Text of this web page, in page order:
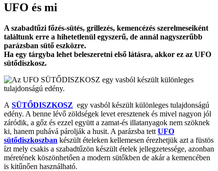
UFO és mi
A szabadtűzi főzés-sütés, grillezés, kemencézés szerelmeseiként
találtunk erre a hihetetlenül egyszerű, de annál nagyszerűbb
parázsban sütő eszközre.
Ha egy tárgyba lehet beleszeretni első látásra, akkor ez az UFO
sütődiszkosz.
A SÜTŐDISZKOSZ egy vasból készült különleges tulajdonságú
edény. A benne lévő zöldségek levet eresztenek és mivel nagyon jól
záródik, a gőz és ezzel együtt a zamat-és illatanyagok nem szöknek
ki, hanem puhává párolják a husit. A parázsba tett UFO
sütődiszkoszban készült ételeken kellemesen érezhetjük azt a füstös
ízt mely csakis a szabadtűzön készült ételek jellegzetessége, azonban
méretének köszönhetően a modern sütőkben de akár a kemencében
is kitűnően használható.